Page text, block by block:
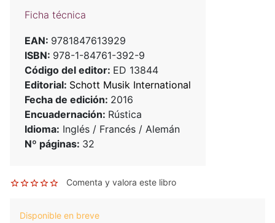
Ficha técnica
EAN: 9781847613929
ISBN: 978-1-84761-392-9
Código del editor: ED 13844
Editorial: Schott Musik International
Fecha de edición: 2016
Encuadernación: Rústica
Idioma: Inglés / Francés / Alemán
Nº páginas: 32
Comenta y valora este libro
Disponible en breve